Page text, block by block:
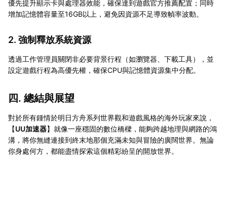
優先提升顯示卡與處理器效能，確保達到遊戲官方推薦配置；同時
增加記憶體容量至16GB以上，避免因資源不足導致幀率波動。
2. 強制釋放系統資源
透過工作管理員關閉非必要背景行程（如瀏覽器、下載工具），並
設定遊戲行程為高優先權，確保CPU與記憶體資源集中分配。
四. 總結與展望
對於所有鍾情於明日方舟系列世界觀和遊戲風格的海外玩家來說，
【UU加速器】就像一座穩固的數位橋樑，能夠跨越地理與網路的鴻
溝，將你無縫連接到終末地那個充滿未知與冒險的廣闊世界。無論
你身處何方，都能盡情探索這個精彩紛呈的開放世界。